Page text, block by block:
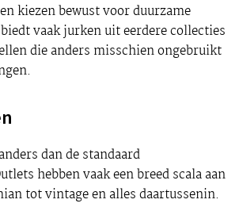
kiezen bewust voor duurzame
vaak jurken uit eerdere collecties
die anders misschien ongebruikt
dan de standaard
hebben vaak een breed scala aan
tot vintage en alles daartussenin.